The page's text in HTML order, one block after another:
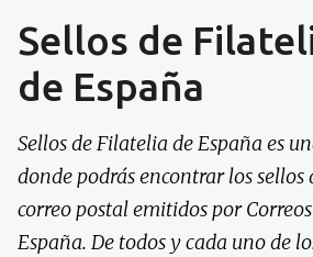
Ir al contenido
Sellos de
de España
Sellos de Filatelia de España es
donde podrás encontrar los sellos
correo postal emitidos por
España. De todos y cada uno de